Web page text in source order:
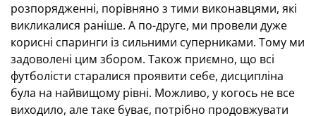
розпорядженні, порівняно з тими виконавцями, які
викликалися раніше. А по-друге, ми провели дуже
корисні спаринги із сильними суперниками. Тому ми
задоволені цим збором. Також приємно, що всі
футболісти старалися проявити себе, дисципліна
була на найвищому рівні. Можливо, у когось не все
виходило, але таке буває, потрібно продовжувати